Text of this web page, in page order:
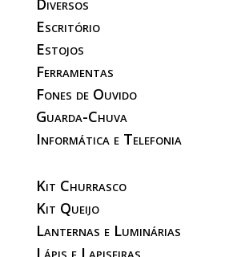
Diversos
Escritório
Estojos
Ferramentas
Fones de Ouvido
Guarda-Chuva
Informática e Telefonia
Kit Churrasco
Kit Queijo
Lanternas e Luminárias
Lápis e Lapiseiras